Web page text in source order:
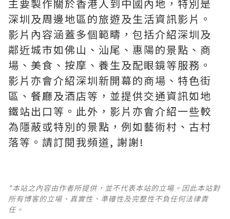
主要製作關於香港人到中國內地，特別是
深圳及周邊地區的旅遊及生活資訊影片。
影片內容涵蓋多個範疇，包括介紹深圳及
鄰近城市如佛山、汕尾、惠陽的景點、商
場、美食、按摩、養生及配眼鏡等服務。
影片亦會介紹深圳新開幕的商場、特色街
區、餐廳及酒店等，並提供交通資訊如地
鐵站出口等。此外，影片亦會介紹一些較
為隱蔽或特別的景點，例如藝術村、古村
落等。請訂閱我頻道, 謝謝!
*本站之內容由作者所提供，並不代表本站的立場。因此本站對
所有博客的立場、真實性、準確性及完整性不負任何法律責
任。